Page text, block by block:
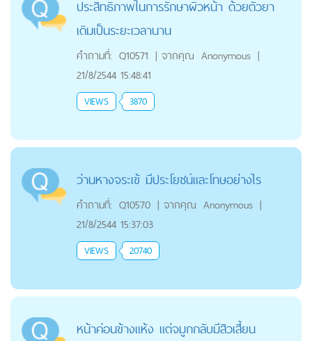
ประสิทธิภาพในการรักษาผิวหน้า ด้วยตัวยา
เดิมเป็นระยะเวลานาน
คำถามที่: Q10571 | จากคุณ Anonymous |
21/8/2544 15:48:41
VIEWS 3870
ว่านหางจระเข้ มีประโยชน์และโทษอย่างไร
คำถามที่: Q10570 | จากคุณ Anonymous |
21/8/2544 15:37:03
VIEWS 20740
หน้าค่อนข้างแห้ง แต่จมูกกลับมีสิวเสี้ยน